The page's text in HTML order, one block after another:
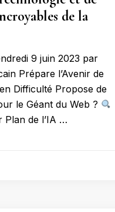
de la
9 juin 2023 par
Prépare l’Avenir de
Difficulté Propose de
le Géant du Web ?
Plan de l’IA …